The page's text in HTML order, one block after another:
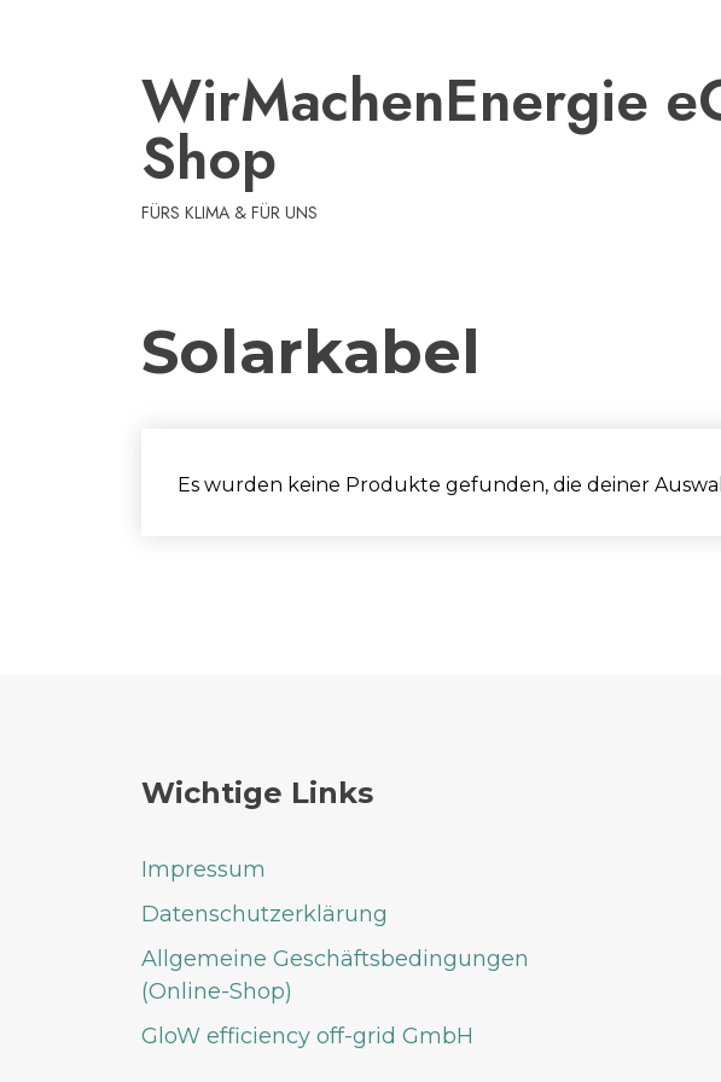
WirMachen​Energie
Shop
FÜRS KLIMA & FÜR UNS
Solarkabel
Es wurden keine Produkte gefunden, die deiner
Wichtige Links
Impressum
Datenschutzerklärung
Allgemeine Geschäftsbedingungen
(Online-Shop)
GloW efficiency off-grid GmbH